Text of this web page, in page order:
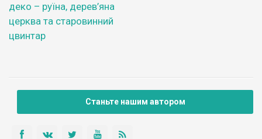
деко – руїна, дерев’яна
церква та старовинний
цвинтар
Станьте нашим автором